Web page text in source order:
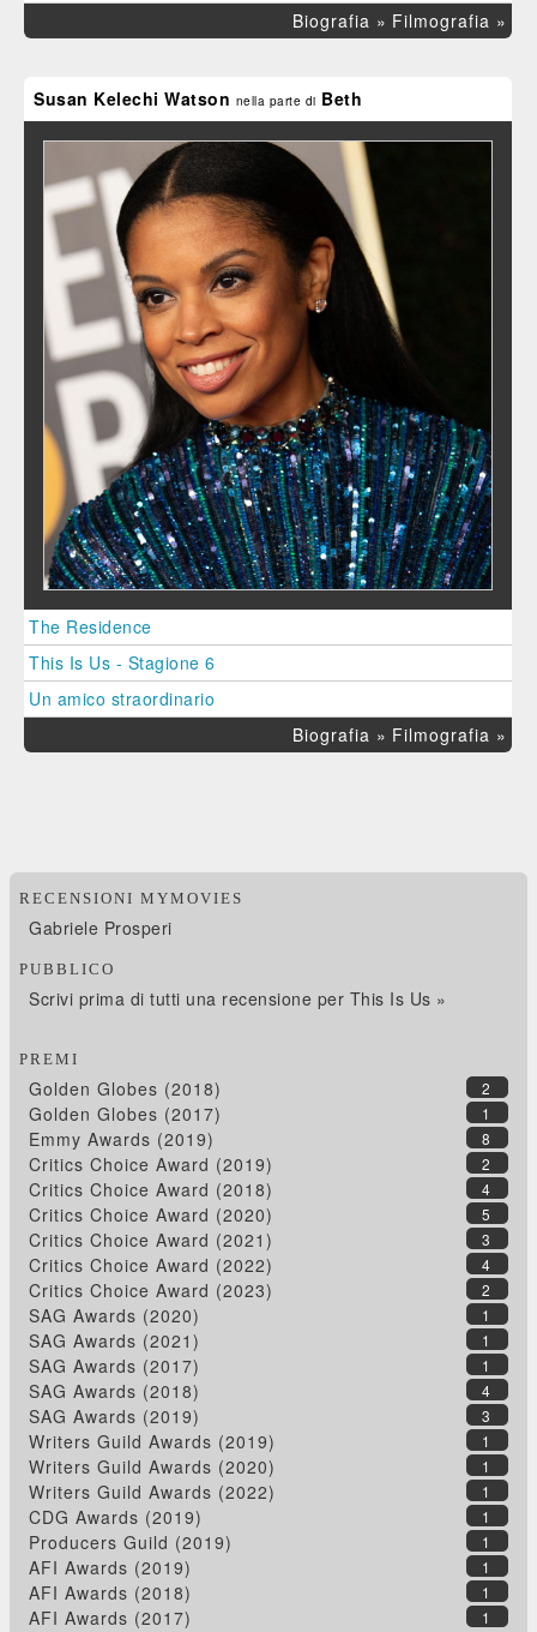
Biografia » Filmografia »
Susan Kelechi Watson nella parte di Beth
The Residence
This Is Us - Stagione 6
Un amico straordinario
Biografia » Filmografia »
RECENSIONI MYMOVIES
Gabriele Prosperi
PUBBLICO
Scrivi prima di tutti una recensione per This Is Us »
PREMI
2
Golden Globes (2018)
1
Golden Globes (2017)
8
Emmy Awards (2019)
2
Critics Choice Award (2019)
4
Critics Choice Award (2018)
5
Critics Choice Award (2020)
3
Critics Choice Award (2021)
4
Critics Choice Award (2022)
2
Critics Choice Award (2023)
1
SAG Awards (2020)
1
SAG Awards (2021)
1
SAG Awards (2017)
4
SAG Awards (2018)
3
SAG Awards (2019)
1
Writers Guild Awards (2019)
1
Writers Guild Awards (2020)
1
Writers Guild Awards (2022)
1
CDG Awards (2019)
1
Producers Guild (2019)
1
AFI Awards (2019)
1
AFI Awards (2018)
1
AFI Awards (2017)